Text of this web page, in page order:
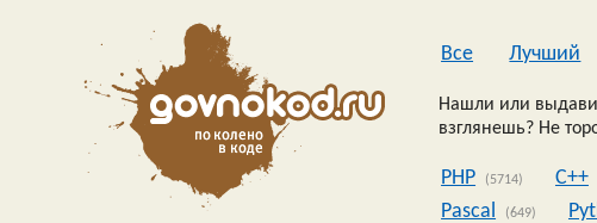
Все Лучший
Нашли или
взглянешь? Не
PHP (5714) C++
Pascal (649)